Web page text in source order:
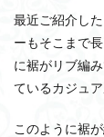
最近ご紹介した
ーもそこまで
に裾がリブ編
ているカジュア
このように裾